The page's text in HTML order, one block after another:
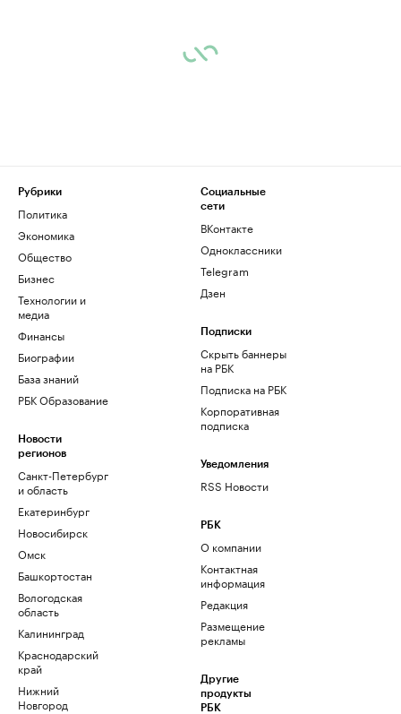
Рубрики
Политика
Экономика
Общество
Бизнес
Технологии и
медиа
Финансы
Биографии
База знаний
РБК Образование
Новости
регионов
Санкт-Петербург
и область
Екатеринбург
Новосибирск
Омск
Башкортостан
Вологодская
область
Калининград
Краснодарский
край
Нижний
Новгород
Социальные
сети
ВКонтакте
Одноклассники
Telegram
Дзен
Подписки
Скрыть баннеры
на РБК
Подписка на РБК
Корпоративная
подписка
Уведомления
RSS Новости
РБК
О компании
Контактная
информация
Редакция
Размещение
рекламы
Другие
продукты
РБК